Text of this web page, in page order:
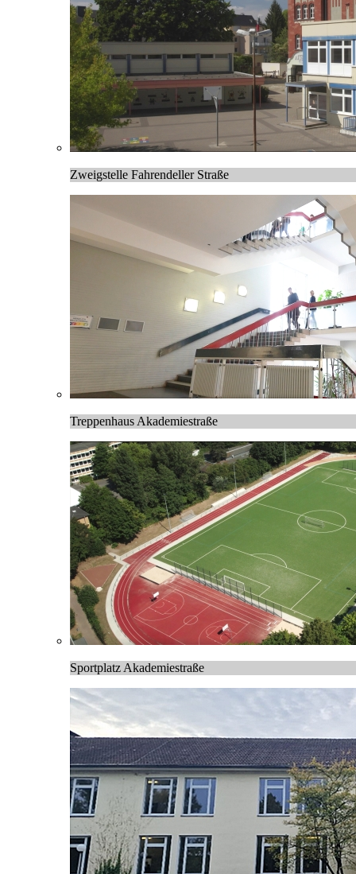
Zweigstelle Fahrendeller Straße
Treppenhaus Akademiestraße
Sportplatz Akademiestraße